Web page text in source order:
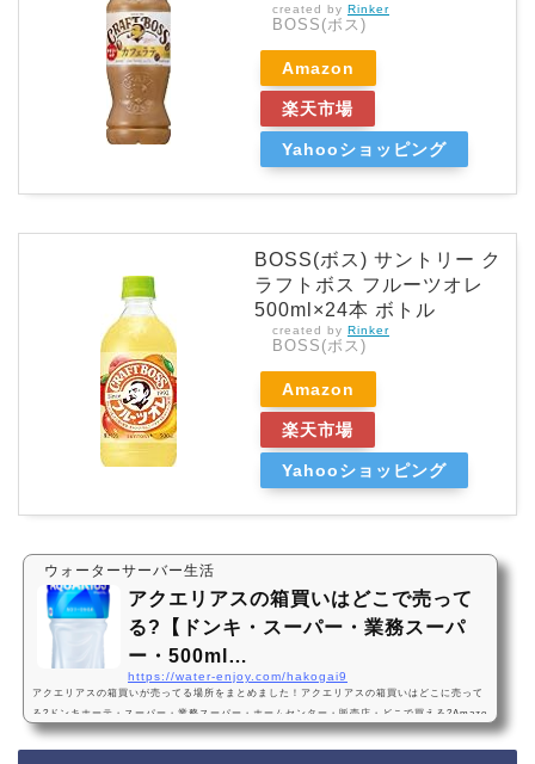
created by Rinker
BOSS(ボス)
Amazon
楽天市場
Yahooショッピング
BOSS(ボス) サントリー ク
ラフトボス フルーツオレ
500ml×24本 ボトル
created by Rinker
BOSS(ボス)
Amazon
楽天市場
Yahooショッピング
ウォーターサーバー生活
アクエリアスの箱買いはどこで売って
る?【ドンキ・スーパー・業務スーパ
ー・500ml…
https://water-enjoy.com/hakogai9
アクエリアスの箱買いが売ってる場所をまとめました！アクエリアスの箱買いはどこに売って
る?ドンキホーテ・スーパー・業務スーパー・ホームセンター・販売店・どこで買える?Amazo
n・楽天・売ってない? 500ml・24本・2l・6本アクエリアスの箱買いは、ドンキホーテ、スー
パー、業務スーパー、ホームセンターに売っています！店舗によっては売ってない店もあるの